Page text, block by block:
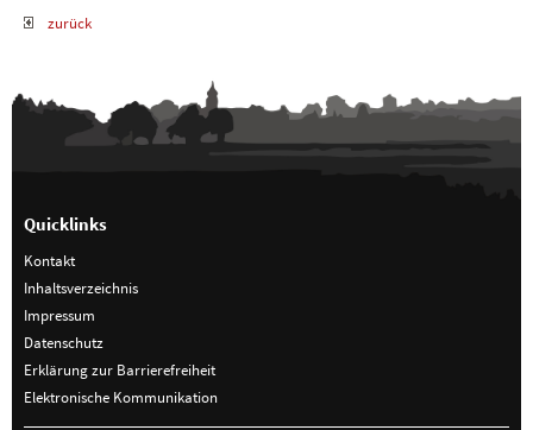
zurück
Quicklinks
Kontakt
Inhaltsverzeichnis
Impressum
Datenschutz
Erklärung zur Barrierefreiheit
Elektronische Kommunikation